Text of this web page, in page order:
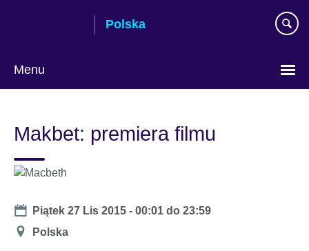
Polska
Menu
Makbet: premiera filmu
Date
Piątek 27 Lis 2015 -00:01 do23:59
Miejsce
Polska